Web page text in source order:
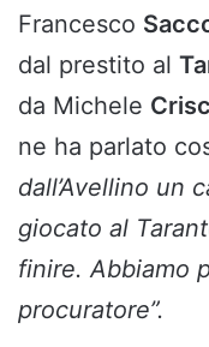
Francesco
dal prestito al
da Michele
ne ha parlato
dall’Avellino un
giocato al
finire. Abbiamo
procuratore”.